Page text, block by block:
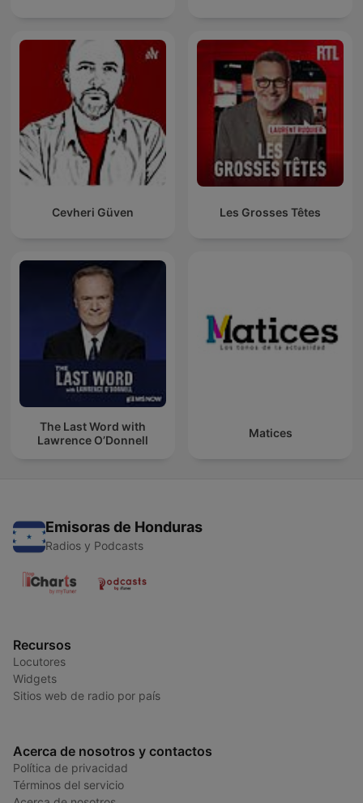
Cevheri Güven Les Grosses Têtes
The Last Word with
Lawrence O’Donnell
Matices
Emisoras de Honduras
Radios y Podcasts
Recursos
Locutores
Widgets
Sitios web de radio por país
Acerca de nosotros y contactos
Política de privacidad
Términos del servicio